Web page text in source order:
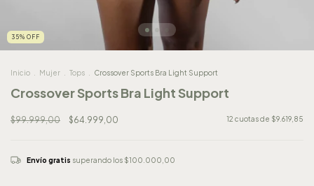
35% OFF
Inicio Mujer Tops Crossover Sports Bra Light Support
Crossover Sports Bra Light Support
$99.999,00 $64.999,00 12 cuotas de $9.619,85
Envío gratis superando los $100.000,00